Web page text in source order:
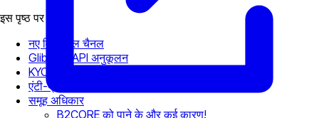
इस पृष्ठ पर
नए विदड्रॉल चैनल
Glibilling API अनुकूलन
KYC डेटा
एंटी-फ्रॉड अलर्ट अपडेट
समूह अधिकार
B2CORE को पाने के और कई कारण!